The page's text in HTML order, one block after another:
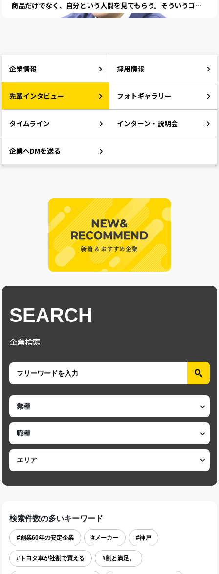
商品だけでなく、自分という人間を見てもらう。そういうコミュニケーションが大切です。
企業情報 採用情報
先輩インタビュー フォトギャラリー
タイムライン インターン・説明会
企業へDMを送る
SEARCH
企業検索
検索件数の多いキーワード
#創業60年の安定企業 #メーカー #神戸
#トヨタ車が社割で買える #割と満足。